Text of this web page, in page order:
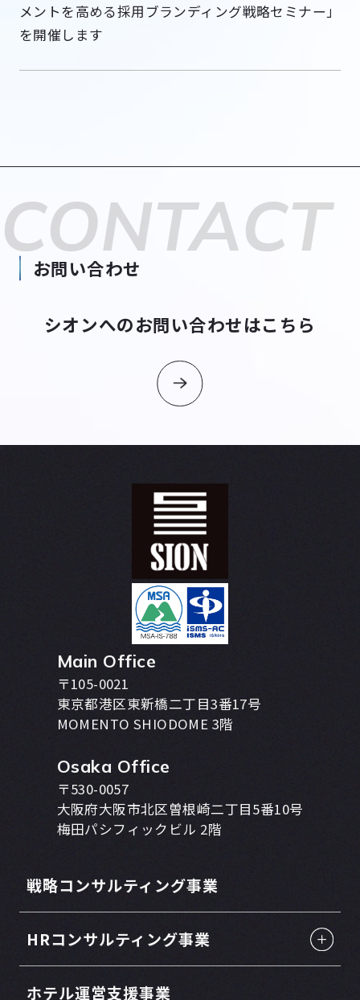
メントを高める採用ブランディング戦略セミナー」
を開催します
CONTACT
お問い合わせ
シオンへのお問い合わせはこちら
Main Office
〒105-0021
東京都港区東新橋二丁目3番17号
MOMENTO SHIODOME 3階
Osaka Office
〒530-0057
大阪府大阪市北区曽根崎二丁目5番10号
梅田パシフィックビル 2階
戦略コンサルティング事業
HRコンサルティング事業
ホテル運営支援事業